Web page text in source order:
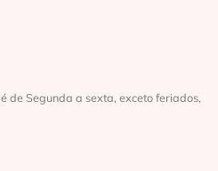
de Segunda a sexta, exceto feriados,